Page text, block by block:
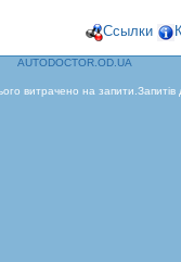
Ссылки
AUTODOCTOR.OD.UA
витрачено на